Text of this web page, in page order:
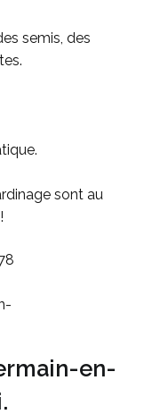
semis, des
sont au
en-